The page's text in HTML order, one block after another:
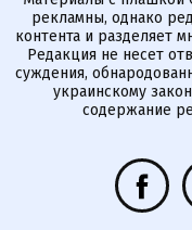
рекламны, однако
контента и разделяет
Редакция не несет
суждения,
украинскому
содержание